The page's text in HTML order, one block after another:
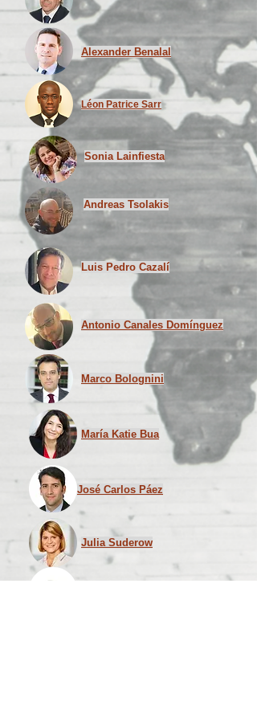
Alexander Benalal
Léon Patrice Sarr
Sonia Lainfiesta
Andreas Tsolakis
Luis Pedro Cazalí
Antonio Canales Domínguez
Marco Bolognini
María Katie Bua
José Carlos Páez
Julia Suderow